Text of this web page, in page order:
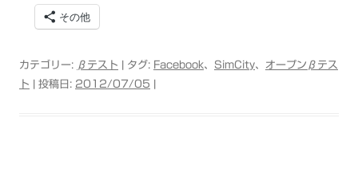
その他
カテゴリー: βテスト | タグ: Facebook、 SimCity、 オープンβテス
ト | 投稿日: 2012/07/05